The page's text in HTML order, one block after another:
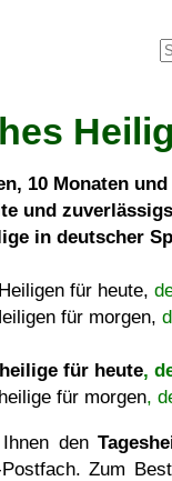
10 Monaten und
und
in deutscher
für heute,
für morgen,
für heute,
für morgen,
den
Zum